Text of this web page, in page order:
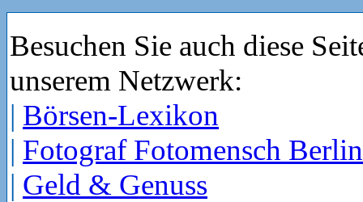
Besuchen Sie auch diese
unserem Netzwerk:
| Börsen-Lexikon
| Fotograf Fotomensch Berlin
| Geld & Genuss